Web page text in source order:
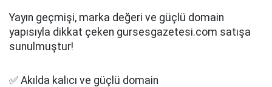
Yayın geçmişi, marka değeri ve güçlü domain
yapısıyla dikkat çeken gursesgazetesi.com satışa
sunulmuştur!
✅ Akılda kalıcı ve güçlü domain